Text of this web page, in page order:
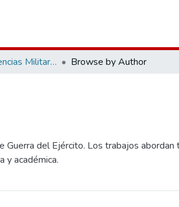
Maestría en Ciencias Militares Browse by Author
Guerra del Ejército. Los trabajos abordan
y académica.